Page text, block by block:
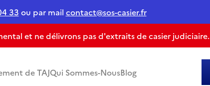
33 ou par mail contact@sos-casier.fr
et ne délivrons pas d'extraits de casier judiciaire.
de TAJQui Sommes-NousBlog